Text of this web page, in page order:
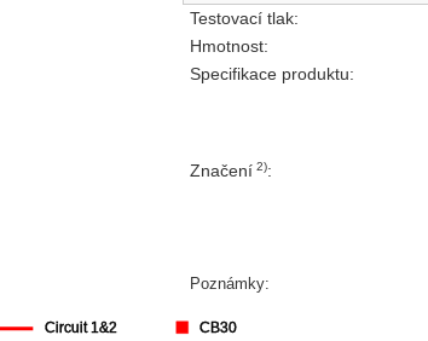
Testovací tlak:
Hmotnost:
Specifikace produktu:
Značení 2):
Poznámky: